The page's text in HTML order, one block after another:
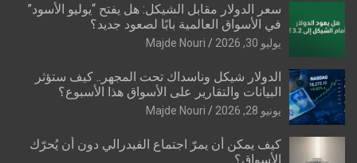
سعر الدولار مقابل الشيكل: هل يفتح “يوليو الأسود”
في الأسواق العالمية بابًا لصعود جديد؟
يوليو 30, 2026 Majde Nouri
الدولار شيكل وناسداك تحت المجهر.. كيف ستؤثر
البيانات والتقارير على الأسواق هذا الأسبوع؟
يونيو 28, 2026 Majde Nouri
كيف يمكن أن يمرّ اجتماع الفيدرالي دون أن يُحرّك
الأسواق؟